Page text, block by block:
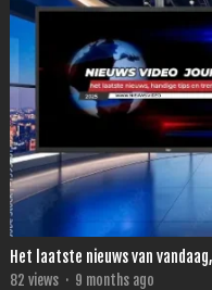
Het laatste nieuws van
82 views · 9 months ago